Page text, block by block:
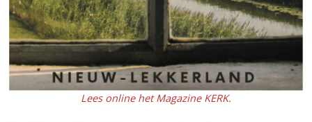
Lees online het Magazine KERK.